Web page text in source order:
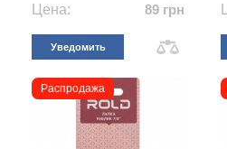
Цена: 89 грн
Уведомить
Распродажа